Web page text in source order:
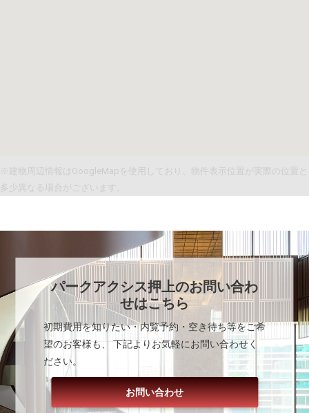
※建物周辺情報はGoogleMapを使用しており、物件表示位置が実際の位置と
多少異なる場合がございます。
パークアクシス押上のお問い合わ
せはこちら
初期費用を知りたい・内覧予約・空き待ち等をご希
望のお客様も、 下記よりお気軽にお問い合わせく
ださい。
お問い合わせ